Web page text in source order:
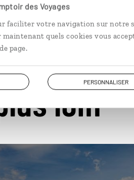
des Voyages
faciliter votre navigation sur notre
quels cookies vous
page.
PERSONNALISER
loin